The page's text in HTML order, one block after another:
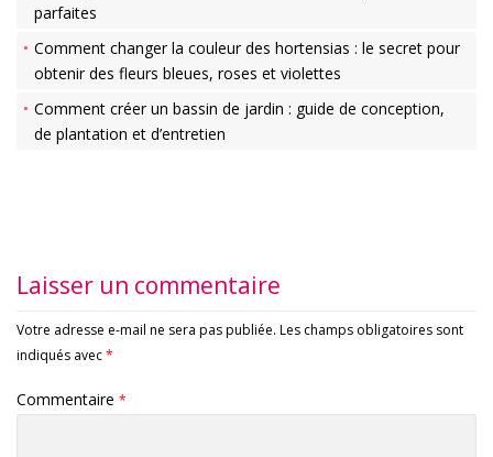
parfaites
Comment changer la couleur des hortensias : le secret pour
obtenir des fleurs bleues, roses et violettes
Comment créer un bassin de jardin : guide de conception,
de plantation et d’entretien
Laisser un commentaire
Votre adresse e-mail ne sera pas publiée. Les champs obligatoires sont
indiqués avec*
Commentaire *